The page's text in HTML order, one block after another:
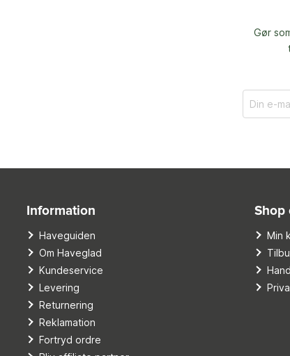
Gør
Information
Haveguiden
Om Haveglad
Kundeservice
Levering
Returnering
Reklamation
Fortryd ordre
Shop
Min